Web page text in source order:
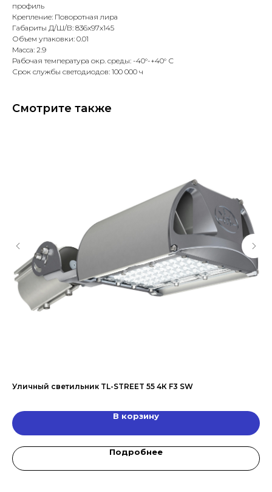
профиль
Крепление: Поворотная лира
Габариты Д/Ш/В: 836x97x145
Объем упаковки: 0.01
Масса: 2.9
Рабочая температура окр. среды: -40°-+40° С
Срок службы светодиодов: 100 000 ч
Смотрите также
Уличный светильник TL-STREET 55 4К F3 SW
В корзину
Подробнее